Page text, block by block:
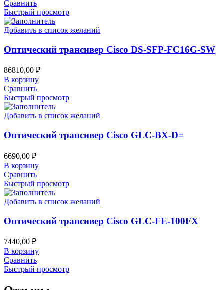
Сравнить
Быстрый просмотр
Добавить в список желаний
Оптический трансивер Cisco DS-SFP-FC16G-SW
86810,00 ₽
В корзину
Сравнить
Быстрый просмотр
Добавить в список желаний
Оптический трансивер Cisco GLC-BX-D=
6690,00 ₽
В корзину
Сравнить
Быстрый просмотр
Добавить в список желаний
Оптический трансивер Cisco GLC-FE-100FX
7440,00 ₽
В корзину
Сравнить
Быстрый просмотр